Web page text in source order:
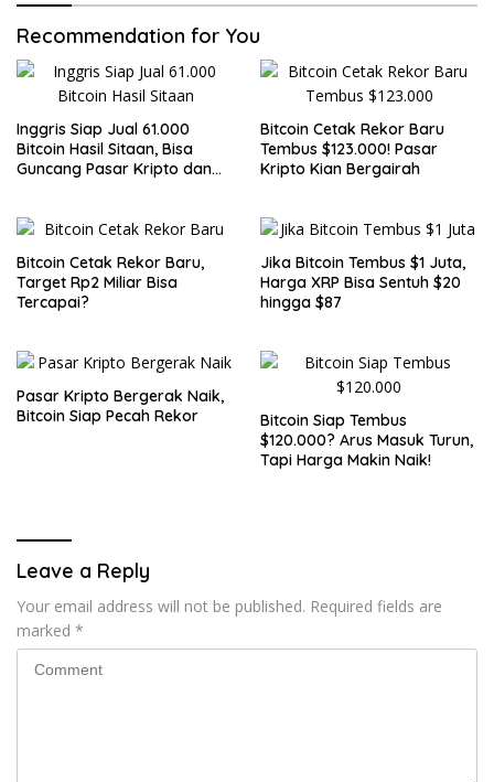
Recommendation for You
Inggris Siap Jual 61.000
Bitcoin Hasil Sitaan, Bisa
Guncang Pasar Kripto dan
Bitcoin Cetak Rekor Baru
Tembus $123.000! Pasar
Kripto Kian Bergairah
Bitcoin Cetak Rekor Baru,
Target Rp2 Miliar Bisa
Tercapai?
Jika Bitcoin Tembus $1 Juta,
Harga XRP Bisa Sentuh $20
hingga $87
Pasar Kripto Bergerak Naik,
Bitcoin Siap Pecah Rekor
Bitcoin Siap Tembus
$120.000? Arus Masuk Turun,
Tapi Harga Makin Naik!
Leave a Reply
Your email address will not be published. Required fields are
marked *